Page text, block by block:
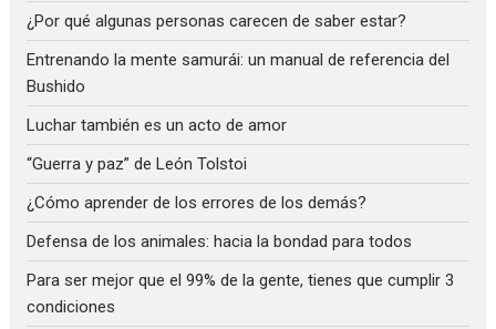
¿Por qué algunas personas carecen de saber estar?
Entrenando la mente samurái: un manual de referencia del
Bushido
Luchar también es un acto de amor
“Guerra y paz” de León Tolstoi
¿Cómo aprender de los errores de los demás?
Defensa de los animales: hacia la bondad para todos
Para ser mejor que el 99% de la gente, tienes que cumplir 3
condiciones